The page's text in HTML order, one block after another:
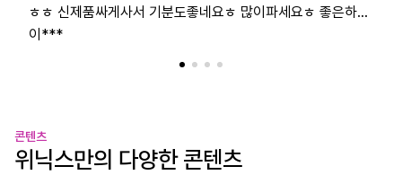
ㅎㅎ 신제품싸게사서 기분도좋네요ㅎ 많이파세요ㅎ 좋은하루
입니다!!!!ㅎㅎ
이***
콘텐츠
위닉스만의 다양한 콘텐츠